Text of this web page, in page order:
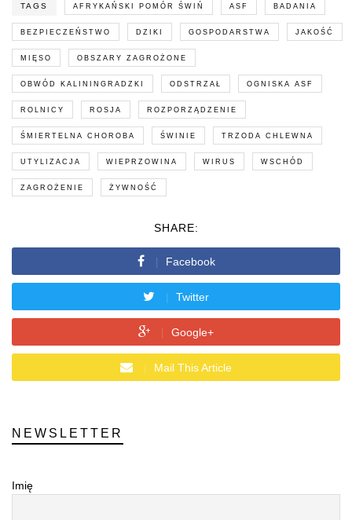
TAGS AFRYKAŃSKI POMÓR ŚWIŃ ASF BADANIA
BEZPIECZEŃSTWO DZIKI GOSPODARSTWA JAKOŚĆ
MIĘSO OBSZARY ZAGROŻONE
OBWÓD KALININGRADZKI ODSTRZAŁ OGNISKA ASF
ROLNICY ROSJA ROZPORZĄDZENIE
ŚMIERTELNA CHOROBA ŚWINIE TRZODA CHLEWNA
UTYLIZACJA WIEPRZOWINA WIRUS WSCHÓD
ZAGROŻENIE ŻYWNOŚĆ
SHARE:
Facebook
Twitter
Google+
Mail This Article
NEWSLETTER
Imię